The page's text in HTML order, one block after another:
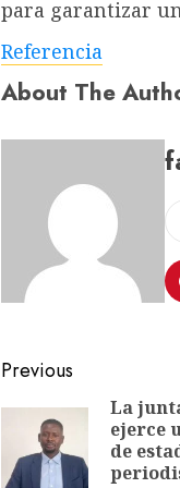
para garantizar
Referencia
About The
Previous
La
ejerce
de